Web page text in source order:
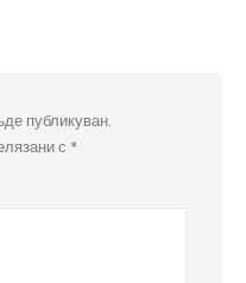
публикуван.
с *